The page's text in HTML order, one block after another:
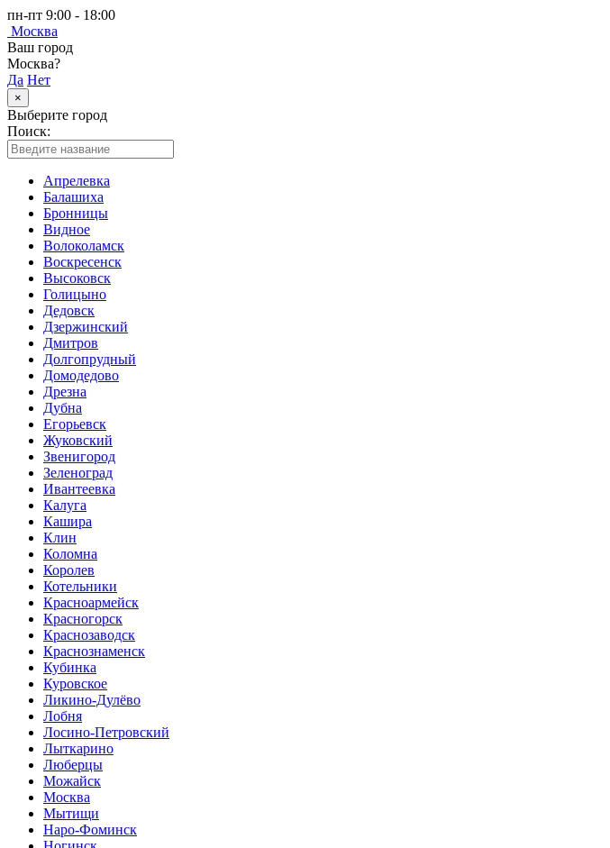
пн-пт 9:00 - 18:00
Москва
Ваш город
Москва?
Да Нет
×
Выберите город
Поиск:
Апрелевка
Балашиха
Бронницы
Видное
Волоколамск
Воскресенск
Высоковск
Голицыно
Дедовск
Дзержинский
Дмитров
Долгопрудный
Домодедово
Дрезна
Дубна
Егорьевск
Жуковский
Звенигород
Зеленоград
Ивантеевка
Калуга
Кашира
Клин
Коломна
Королев
Котельники
Красноармейск
Красногорск
Краснозаводск
Краснознаменск
Кубинка
Куровское
Ликино-Дулёво
Лобня
Лосино-Петровский
Лыткарино
Люберцы
Можайск
Москва
Мытищи
Наро-Фоминск